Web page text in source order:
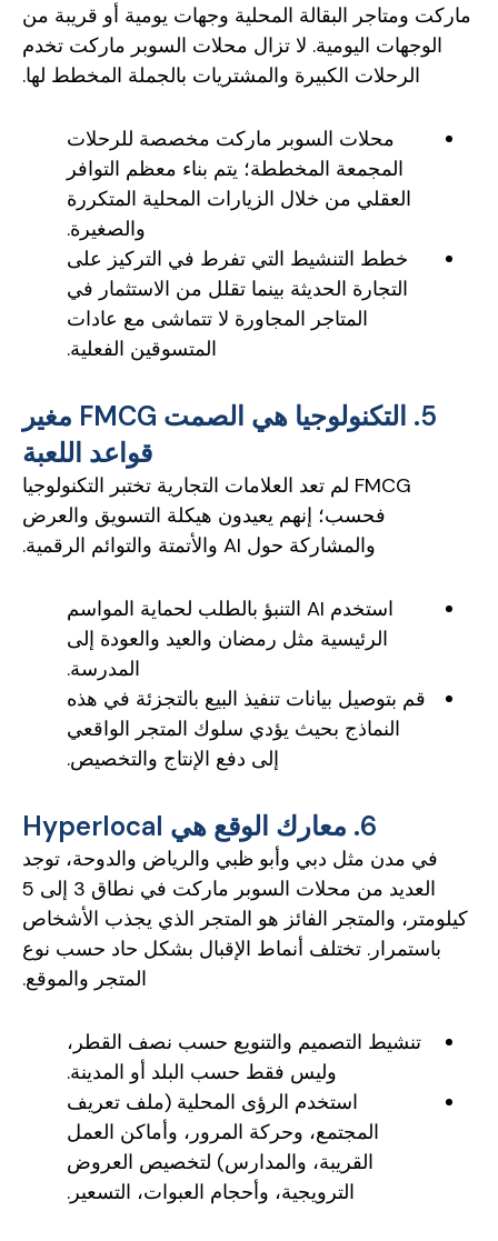
ماركت ومتاجر البقالة المحلية وجهات يومية أو قريبة من
الوجهات اليومية. لا تزال محلات السوبر ماركت تخدم
الرحلات الكبيرة والمشتريات بالجملة المخطط لها.
محلات السوبر ماركت مخصصة للرحلات
المجمعة المخططة؛ يتم بناء معظم التوافر
العقلي من خلال الزيارات المحلية المتكررة
والصغيرة.
خطط التنشيط التي تفرط في التركيز على
التجارة الحديثة بينما تقلل من الاستثمار في
المتاجر المجاورة لا تتماشى مع عادات
المتسوقين الفعلية.
5. التكنولوجيا هي الصمت FMCG مغير
قواعد اللعبة
FMCG لم تعد العلامات التجارية تختبر التكنولوجيا
فحسب؛ إنهم يعيدون هيكلة التسويق والعرض
والمشاركة حول AI والأتمتة والتوائم الرقمية.
استخدم AI التنبؤ بالطلب لحماية المواسم
الرئيسية مثل رمضان والعيد والعودة إلى
المدرسة.
قم بتوصيل بيانات تنفيذ البيع بالتجزئة في هذه
النماذج بحيث يؤدي سلوك المتجر الواقعي
إلى دفع الإنتاج والتخصيص.
6. معارك الوقع هي Hyperlocal
في مدن مثل دبي وأبو ظبي والرياض والدوحة، توجد
العديد من محلات السوبر ماركت في نطاق 3 إلى 5
كيلومتر، والمتجر الفائز هو المتجر الذي يجذب الأشخاص
باستمرار. تختلف أنماط الإقبال بشكل حاد حسب نوع
المتجر والموقع.
تنشيط التصميم والتنويع حسب نصف القطر،
وليس فقط حسب البلد أو المدينة.
استخدم الرؤى المحلية (ملف تعريف
المجتمع، وحركة المرور، وأماكن العمل
القريبة، والمدارس) لتخصيص العروض
الترويجية، وأحجام العبوات، التسعير.